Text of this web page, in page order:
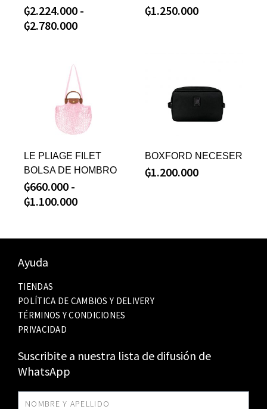
₲2.224.000 -
₲2.780.000
₲1.250.000
LE PLIAGE FILET
BOLSA DE HOMBRO
₲660.000 -
₲1.100.000
BOXFORD NECESER
₲1.200.000
Ayuda
TIENDAS
POLÍTICA DE CAMBIOS Y DELIVERY
TÉRMINOS Y CONDICIONES
PRIVACIDAD
Suscribite a nuestra lista de difusión de
WhatsApp